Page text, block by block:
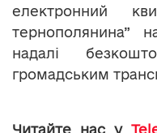
електронний
тернополянина”
надалі
громадським
Читайте нас у